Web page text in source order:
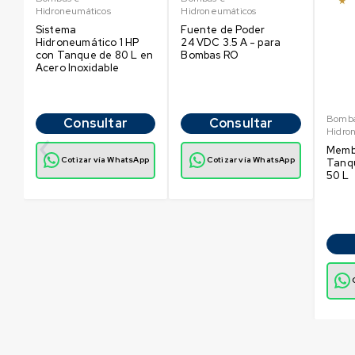
Hidroneumáticos
Sistema
Hidroneumático 1 HP
con Tanque de 80 L en
Acero Inoxidable
Consultar
Cotizar vía WhatsApp
Hidroneumáticos
Fuente de Poder
24 VDC 3.5 A - para
Bombas RO
Consultar
Cotizar vía WhatsApp
50 L